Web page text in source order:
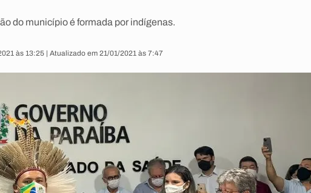
do município é formada por indígenas.
às 13:25 | Atualizado em 21/01/2021 às 7:47